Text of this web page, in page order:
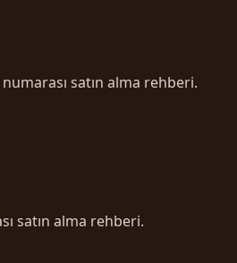
satın alma rehberi.
satın alma rehberi.